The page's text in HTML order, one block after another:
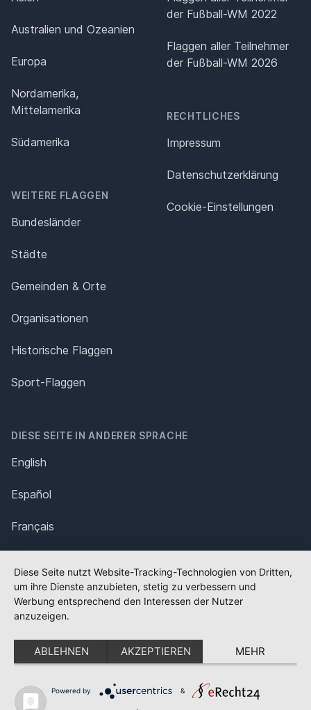
Australien und Ozeanien
Europa
Nordamerika,
Mittelamerika
Südamerika
WEITERE FLAGGEN
Bundesländer
Städte
Gemeinden & Orte
Organisationen
Historische Flaggen
Sport-Flaggen
der Fußball-WM 2022
Flaggen aller Teilnehmer
der Fußball-WM 2026
RECHTLICHES
Impressum
Datenschutz­erklärung
Cookie-Einstellungen
DIESE SEITE IN ANDERER SPRACHE
English
Español
Français
Polska
Português
Nederlands
Svenska
Diese Seite nutzt Website-Tracking-Technologien von Dritten,
um ihre Dienste anzubieten, stetig zu verbessern und
Werbung entsprechend den Interessen der Nutzer
anzuzeigen.
ABLEHNEN AKZEPTIEREN MEHR
Powered by &